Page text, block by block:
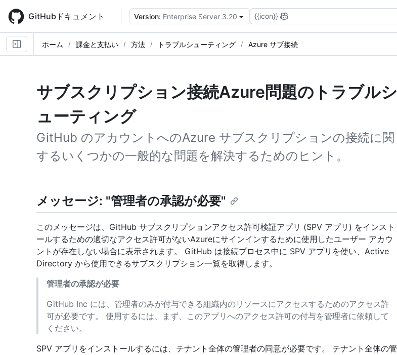
main
content
GitHubドキュメント Version: Enterprise Server 3.20 {{icon}}
ホーム 課金と支払い 方法 トラブルシューティング Azure サブ接続
サブスクリプション接続Azure問題のトラブルシ
ューティング
GitHub のアカウントへのAzure サブスクリプションの接続に関
するいくつかの一般的な問題を解決するためのヒント。
メッセージ: "管理者の承認が必要"
このメッセージは、GitHub サブスクリプションアクセス許可検証アプリ (SPV アプリ) をインスト
ールするための適切なアクセス許可がないAzureにサインインするために使用したユーザー アカウ
ントが存在しない場合に表示されます。 GitHub は接続プロセス中に SPV アプリを使い、Active
Directory から使用できるサブスクリプション一覧を取得します。
管理者の承認が必要
GitHub Inc には、管理者のみが付与できる組織内のリソースにアクセスするためのアクセス許
可が必要です。 使用するには、まず、このアプリへのアクセス許可の付与を管理者に依頼して
ください。
SPV アプリをインストールするには、テナント全体の管理者の同意が必要です。 テナント全体の管